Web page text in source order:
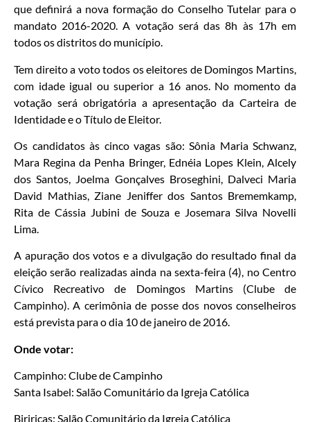
que definirá a nova formação do Conselho Tutelar para o
mandato 2016-2020. A votação será das 8h às 17h em
todos os distritos do município.
Tem direito a voto todos os eleitores de Domingos Martins,
com idade igual ou superior a 16 anos. No momento da
votação será obrigatória a apresentação da Carteira de
Identidade e o Título de Eleitor.
Os candidatos às cinco vagas são: Sônia Maria Schwanz,
Mara Regina da Penha Bringer, Ednéia Lopes Klein, Alcely
dos Santos, Joelma Gonçalves Broseghini, Dalveci Maria
David Mathias, Ziane Jeniffer dos Santos Brememkamp,
Rita de Cássia Jubini de Souza e Josemara Silva Novelli
Lima.
A apuração dos votos e a divulgação do resultado final da
eleição serão realizadas ainda na sexta-feira (4), no Centro
Cívico Recreativo de Domingos Martins (Clube de
Campinho). A cerimônia de posse dos novos conselheiros
está prevista para o dia 10 de janeiro de 2016.
Onde votar:
Campinho: Clube de Campinho
Santa Isabel: Salão Comunitário da Igreja Católica
Biriricas: Salão Comunitário da Igreja Católica